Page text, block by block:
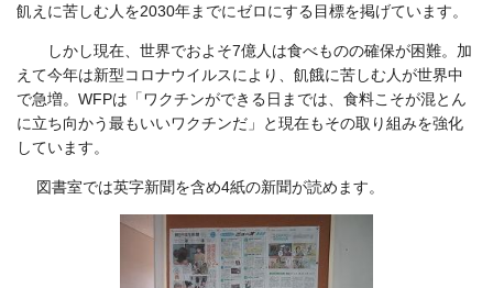
飢えに苦しむ人を2030年までにゼロにする目標を掲げています。
しかし現在、世界でおよそ7億人は食べものの確保が困難。加
えて今年は新型コロナウイルスにより、飢餓に苦しむ人が世界中
で急増。WFPは「ワクチンができる日までは、食料こそが混とん
に立ち向かう最もいいワクチンだ」と現在もその取り組みを強化
しています。
図書室では英字新聞を含め4紙の新聞が読めます。